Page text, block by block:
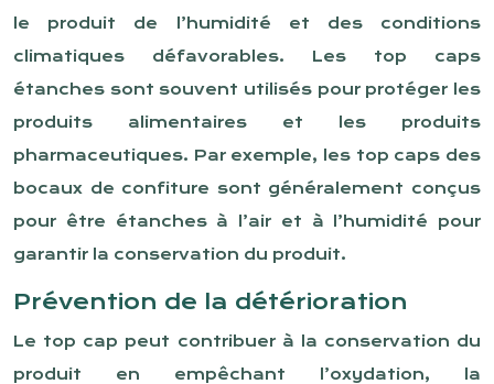
le produit de l’humidité et des conditions
climatiques défavorables. Les top caps
étanches sont souvent utilisés pour protéger les
produits alimentaires et les produits
pharmaceutiques. Par exemple, les top caps des
bocaux de confiture sont généralement conçus
pour être étanches à l’air et à l’humidité pour
garantir la conservation du produit.
Prévention de la détérioration
Le top cap peut contribuer à la conservation du
produit en empêchant l’oxydation, la